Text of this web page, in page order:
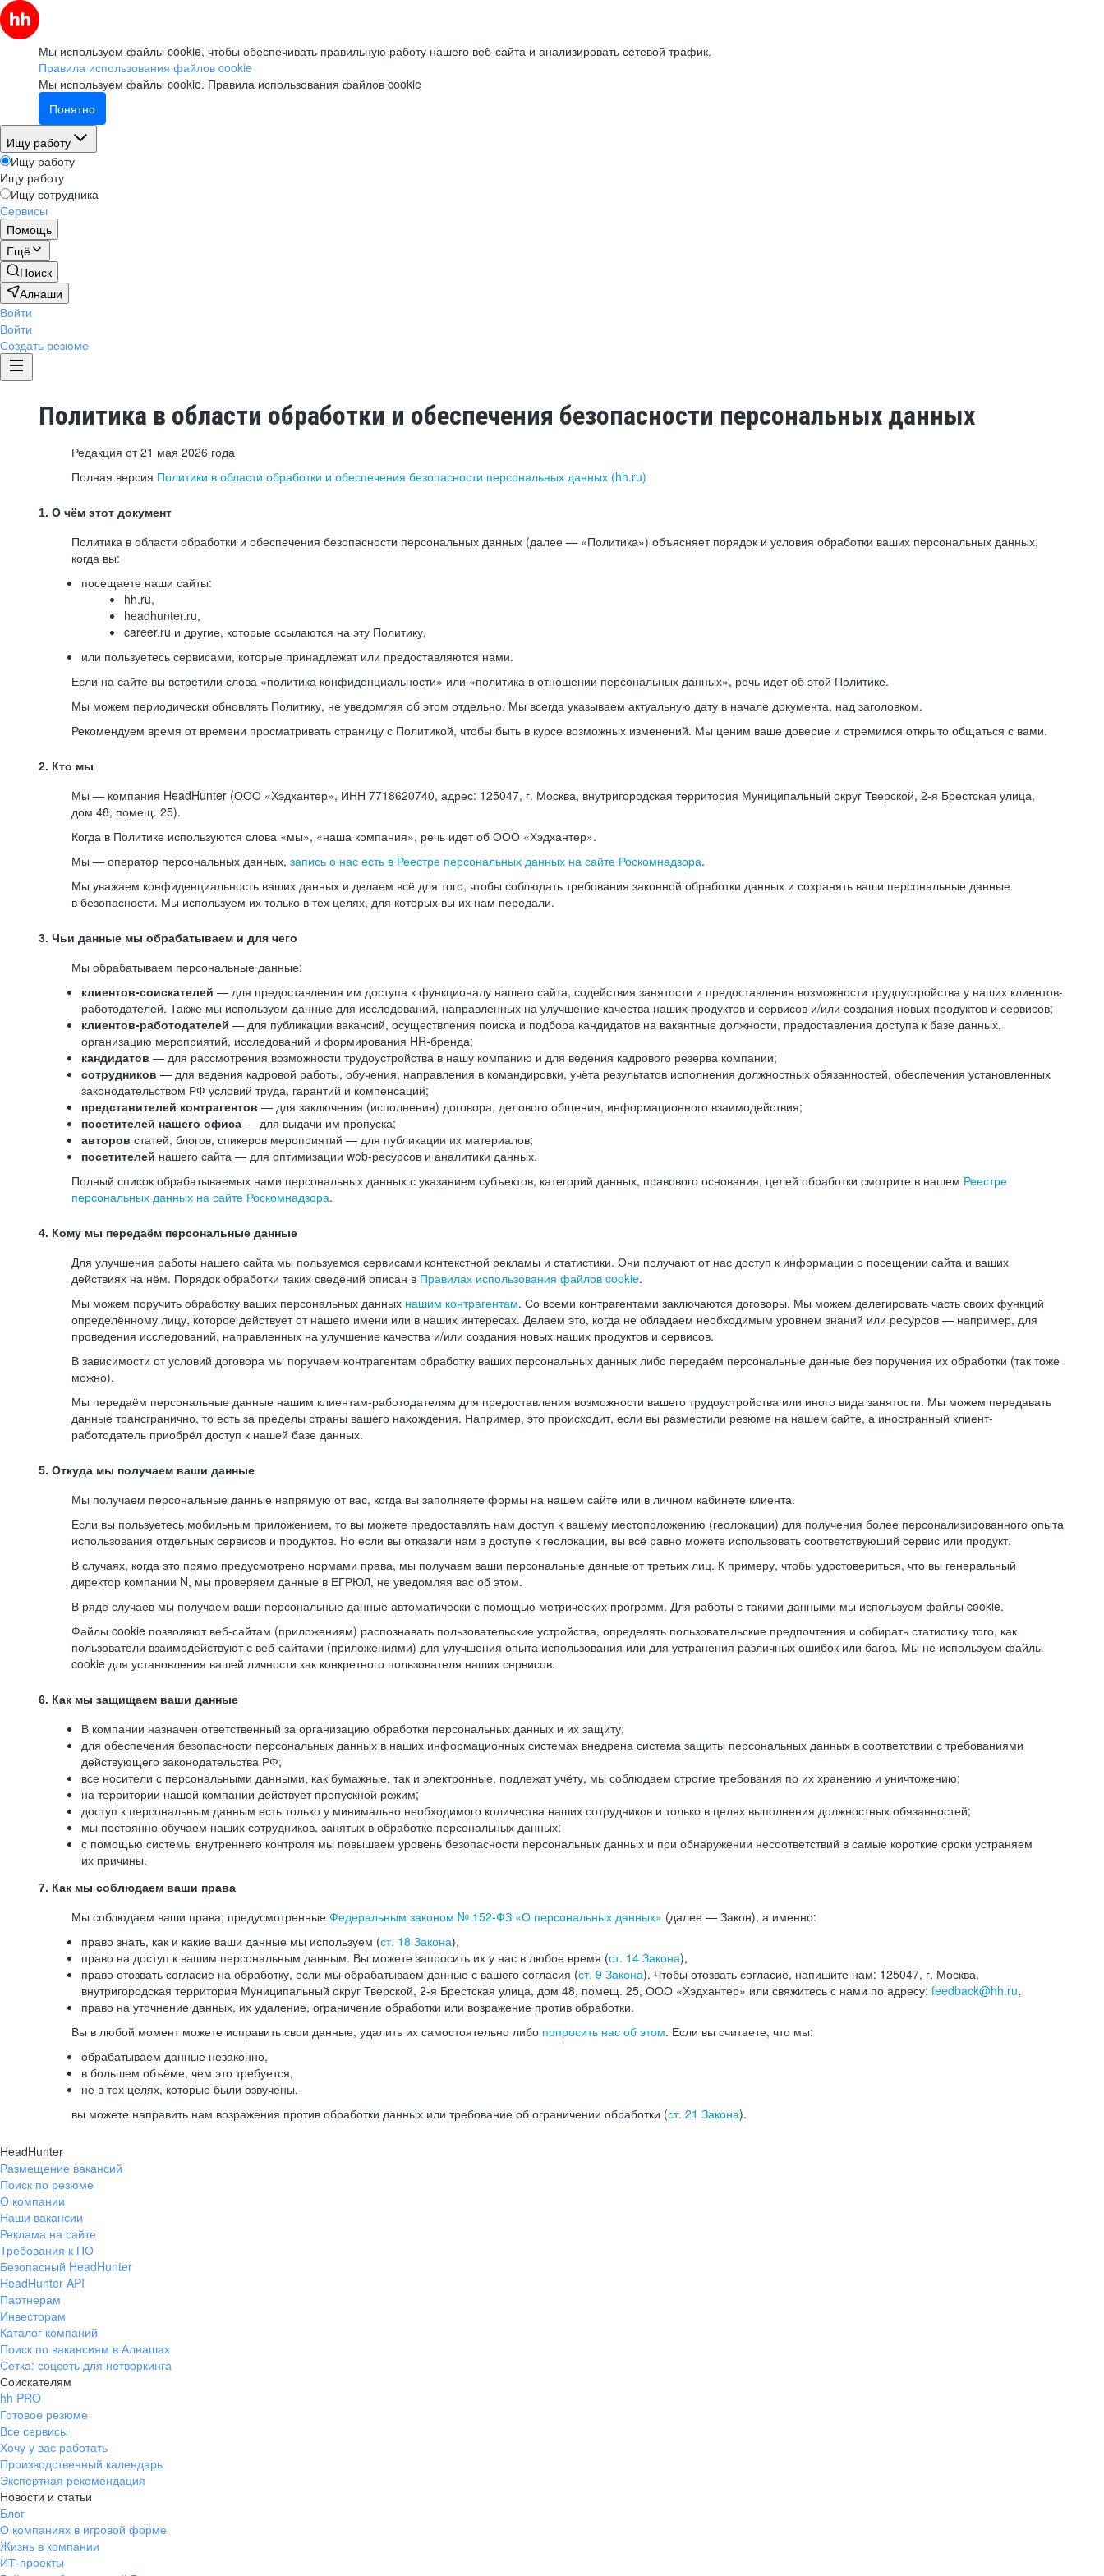
Мы используем файлы cookie, чтобы обеспечивать правильную работу нашего веб-сайта и анализировать сетевой трафик.
Правила использования файлов cookie
Мы используем файлы cookie. Правила использования файлов cookie
Понятно
Ищу работу
Ищу работу
Ищу работу
Ищу сотрудника
Сервисы
Помощь
Ещё
Поиск
Алнаши
Войти
Войти
Создать резюме
Политика в области обработки и обеспечения безопасности персональных данных
Редакция от 21 мая 2026 года
Полная версия Политики в области обработки и обеспечения безопасности персональных данных (hh.ru)
1. О чём этот документ
Политика в области обработки и обеспечения безопасности персональных данных (далее — «Политика») объясняет порядок и условия обработки ваших персональных данных,
когда вы:
посещаете наши сайты:
hh.ru,
headhunter.ru,
career.ru и другие, которые ссылаются на эту Политику,
или пользуетесь сервисами, которые принадлежат или предоставляются нами.
Если на сайте вы встретили слова «политика конфиденциальности» или «политика в отношении персональных данных», речь идет об этой Политике.
Мы можем периодически обновлять Политику, не уведомляя об этом отдельно. Мы всегда указываем актуальную дату в начале документа, над заголовком.
Рекомендуем время от времени просматривать страницу с Политикой, чтобы быть в курсе возможных изменений. Мы ценим ваше доверие и стремимся открыто общаться с вами.
2. Кто мы
Мы — компания HeadHunter (ООО «Хэдхантер», ИНН 7718620740, адрес: 125047, г. Москва, внутригородская территория Муниципальный округ Тверской, 2-я Брестская улица,
дом 48, помещ. 25).
Когда в Политике используются слова «мы», «наша компания», речь идет об ООО «Хэдхантер».
Мы — оператор персональных данных, запись о нас есть в Реестре персональных данных на сайте Роскомнадзора.
Мы уважаем конфиденциальность ваших данных и делаем всё для того, чтобы соблюдать требования законной обработки данных и сохранять ваши персональные данные
в безопасности. Мы используем их только в тех целях, для которых вы их нам передали.
3. Чьи данные мы обрабатываем и для чего
Мы обрабатываем персональные данные:
клиентов-соискателей — для предоставления им доступа к функционалу нашего сайта, содействия занятости и предоставления возможности трудоустройства у наших клиентов-
работодателей. Также мы используем данные для исследований, направленных на улучшение качества наших продуктов и сервисов и/или создания новых продуктов и сервисов;
клиентов-работодателей — для публикации вакансий, осуществления поиска и подбора кандидатов на вакантные должности, предоставления доступа к базе данных,
организацию мероприятий, исследований и формирования HR-бренда;
кандидатов — для рассмотрения возможности трудоустройства в нашу компанию и для ведения кадрового резерва компании;
сотрудников — для ведения кадровой работы, обучения, направления в командировки, учёта результатов исполнения должностных обязанностей, обеспечения установленных
законодательством РФ условий труда, гарантий и компенсаций;
представителей контрагентов — для заключения (исполнения) договора, делового общения, информационного взаимодействия;
посетителей нашего офиса — для выдачи им пропуска;
авторов статей, блогов, спикеров мероприятий — для публикации их материалов;
посетителей нашего сайта — для оптимизации web-ресурсов и аналитики данных.
Полный список обрабатываемых нами персональных данных с указанием субъектов, категорий данных, правового основания, целей обработки смотрите в нашем Реестре
персональных данных на сайте Роскомнадзора.
4. Кому мы передаём персональные данные
Для улучшения работы нашего сайта мы пользуемся сервисами контекстной рекламы и статистики. Они получают от нас доступ к информации о посещении сайта и ваших
действиях на нём. Порядок обработки таких сведений описан в Правилах использования файлов cookie.
Мы можем поручить обработку ваших персональных данных нашим контрагентам. Со всеми контрагентами заключаются договоры. Мы можем делегировать часть своих функций
определённому лицу, которое действует от нашего имени или в наших интересах. Делаем это, когда не обладаем необходимым уровнем знаний или ресурсов — например, для
проведения исследований, направленных на улучшение качества и/или создания новых наших продуктов и сервисов.
В зависимости от условий договора мы поручаем контрагентам обработку ваших персональных данных либо передаём персональные данные без поручения их обработки (так тоже
можно).
Мы передаём персональные данные нашим клиентам-работодателям для предоставления возможности вашего трудоустройства или иного вида занятости. Мы можем передавать
данные трансгранично, то есть за пределы страны вашего нахождения. Например, это происходит, если вы разместили резюме на нашем сайте, а иностранный клиент-
работодатель приобрёл доступ к нашей базе данных.
5. Откуда мы получаем ваши данные
Мы получаем персональные данные напрямую от вас, когда вы заполняете формы на нашем сайте или в личном кабинете клиента.
Если вы пользуетесь мобильным приложением, то вы можете предоставлять нам доступ к вашему местоположению (геолокации) для получения более персонализированного опыта
использования отдельных сервисов и продуктов. Но если вы отказали нам в доступе к геолокации, вы всё равно можете использовать соответствующий сервис или продукт.
В случаях, когда это прямо предусмотрено нормами права, мы получаем ваши персональные данные от третьих лиц. К примеру, чтобы удостовериться, что вы генеральный
директор компании N, мы проверяем данные в ЕГРЮЛ, не уведомляя вас об этом.
В ряде случаев мы получаем ваши персональные данные автоматически с помощью метрических программ. Для работы с такими данными мы используем файлы cookie.
Файлы cookie позволяют веб-сайтам (приложениям) распознавать пользовательские устройства, определять пользовательские предпочтения и собирать статистику того, как
пользователи взаимодействуют с веб-сайтами (приложениями) для улучшения опыта использования или для устранения различных ошибок или багов. Мы не используем файлы
cookie для установления вашей личности как конкретного пользователя наших сервисов.
6. Как мы защищаем ваши данные
В компании назначен ответственный за организацию обработки персональных данных и их защиту;
для обеспечения безопасности персональных данных в наших информационных системах внедрена система защиты персональных данных в соответствии с требованиями
действующего законодательства РФ;
все носители с персональными данными, как бумажные, так и электронные, подлежат учёту, мы соблюдаем строгие требования по их хранению и уничтожению;
на территории нашей компании действует пропускной режим;
доступ к персональным данным есть только у минимально необходимого количества наших сотрудников и только в целях выполнения должностных обязанностей;
мы постоянно обучаем наших сотрудников, занятых в обработке персональных данных;
с помощью системы внутреннего контроля мы повышаем уровень безопасности персональных данных и при обнаружении несоответствий в самые короткие сроки устраняем
их причины.
7. Как мы соблюдаем ваши права
Мы соблюдаем ваши права, предусмотренные Федеральным законом № 152-ФЗ «О персональных данных» (далее — Закон), а именно:
право знать, как и какие ваши данные мы используем (ст. 18 Закона),
право на доступ к вашим персональным данным. Вы можете запросить их у нас в любое время (ст. 14 Закона),
право отозвать согласие на обработку, если мы обрабатываем данные с вашего согласия (ст. 9 Закона). Чтобы отозвать согласие, напишите нам: 125047, г. Москва,
внутригородская территория Муниципальный округ Тверской, 2-я Брестская улица, дом 48, помещ. 25, ООО «Хэдхантер» или свяжитесь с нами по адресу: feedback@hh.ru,
право на уточнение данных, их удаление, ограничение обработки или возражение против обработки.
Вы в любой момент можете исправить свои данные, удалить их самостоятельно либо попросить нас об этом. Если вы считаете, что мы:
обрабатываем данные незаконно,
в большем объёме, чем это требуется,
не в тех целях, которые были озвучены,
вы можете направить нам возражения против обработки данных или требование об ограничении обработки (ст. 21 Закона).
HeadHunter
Размещение вакансий
Поиск по резюме
О компании
Наши вакансии
Реклама на сайте
Требования к ПО
Безопасный HeadHunter
HeadHunter API
Партнерам
Инвесторам
Каталог компаний
Поиск по вакансиям в Алнашах
Сетка: соцсеть для нетворкинга
Соискателям
hh PRO
Готовое резюме
Все сервисы
Хочу у вас работать
Производственный календарь
Экспертная рекомендация
Новости и статьи
Блог
О компаниях в игровой форме
Жизнь в компании
ИТ-проекты